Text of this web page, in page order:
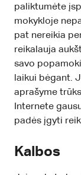
paliktumėte
mokykloje
pat nereikia
reikalauja
savo
laikui bėgant.
aprašyme
Internete
padės įgyti
Kalbos